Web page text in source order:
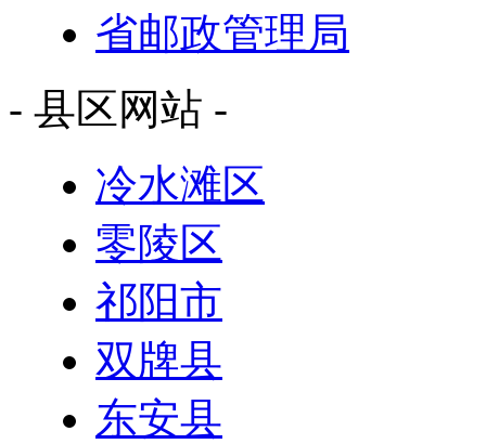
省邮政管理局
- 县区网站 -
冷水滩区
零陵区
祁阳市
双牌县
东安县